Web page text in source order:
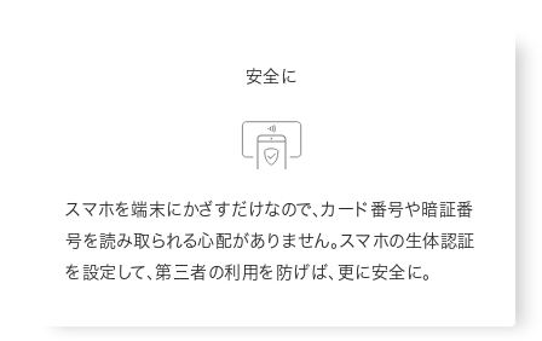
安全に
スマホを端末にかざすだけなので、カード番号や暗証番
号を読み取られる心配がありません。スマホの生体認証
を設定して、第三者の利用を防げば、更に安全に。